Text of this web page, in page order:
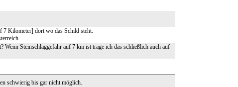
Kilometer] dort wo das Schild steht.
Wenn Steinschlaggefahr auf 7 km ist trage ich das schließlich auch auf
schwierig bis gar nicht möglich.